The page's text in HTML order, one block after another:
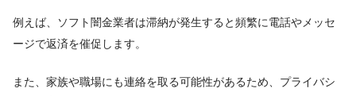
例えば、ソフト闇金業者は滞納が発生すると頻繁に電話やメッセ
ージで返済を催促します。
また、家族や職場にも連絡を取る可能性があるため、プライバシ